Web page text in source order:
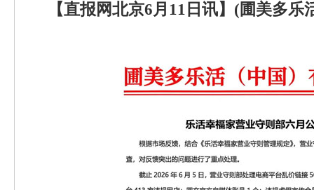
【直报网北京6月11日讯】(圃美多乐